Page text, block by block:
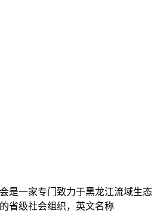
是一家专门致力于黑龙江流域生态
省级社会组织，英文名称